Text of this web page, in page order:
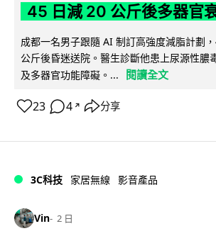
45 日減 20 公斤後多器官
成都一名男子跟隨 AI 制訂高強度減脂計劃
公斤後昏迷送院。醫生診斷他患上尿源性膿
及多器官功能障礙。...
閱讀全文
23 4 ↗ 分享
3C科技 家居無線 影音產品
Vin 2 日